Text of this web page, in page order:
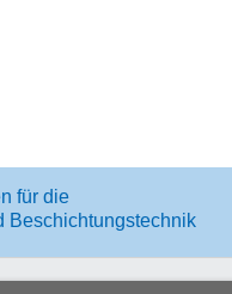
für die
Beschichtungstechnik